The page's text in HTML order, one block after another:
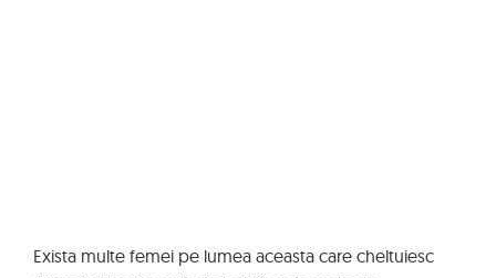
Exista multe femei pe lumea aceasta care cheltuiesc